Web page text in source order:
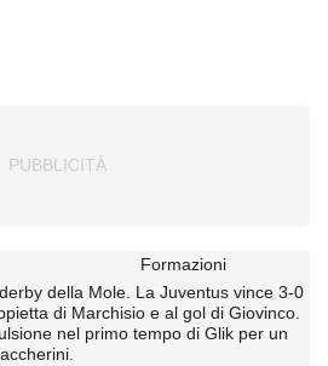
Formazioni
della Mole. La Juventus vince 3-0
di Marchisio e al gol di Giovinco.
nel primo tempo di Glik per un